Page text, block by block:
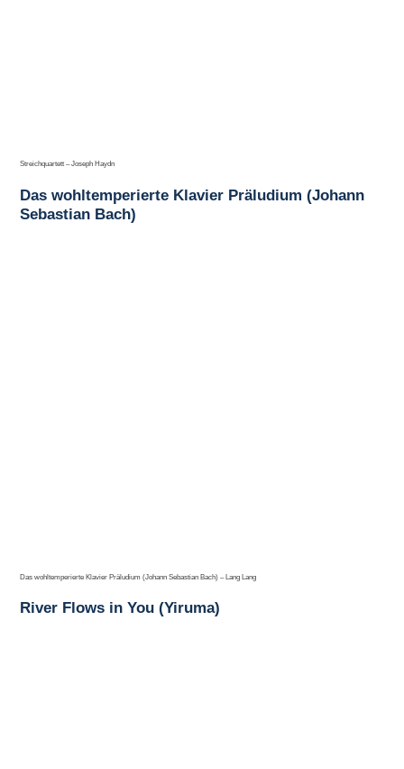
Streichquartett – Joseph Haydn
Das wohltemperierte Klavier Präludium (Johann
Sebastian Bach)
Das wohltemperierte Klavier Präludium (Johann Sebastian Bach) – Lang Lang
River Flows in You (Yiruma)